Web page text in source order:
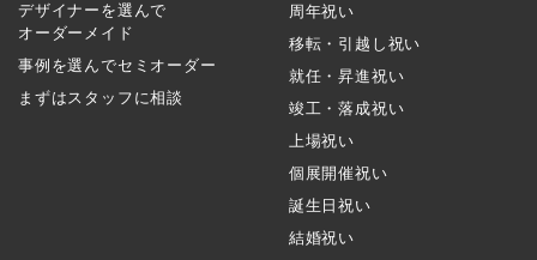
デザイナーを選んで
オーダーメイド
事例を選んでセミオーダー
まずはスタッフに相談
周年祝い
移転・引越し祝い
就任・昇進祝い
竣工・落成祝い
上場祝い
個展開催祝い
誕生日祝い
結婚祝い